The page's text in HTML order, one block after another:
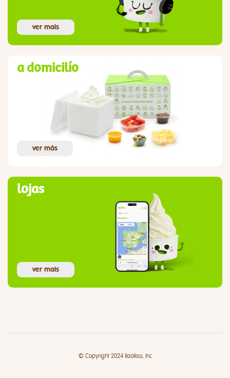
ver mais
a domicilío
ver más
lojas
ver mais
© Copyright 2024 llaollao, Inc